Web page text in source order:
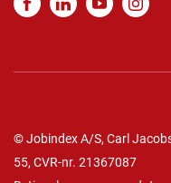
© Jobindex A/S, Carl
55, CVR-nr. 21367087